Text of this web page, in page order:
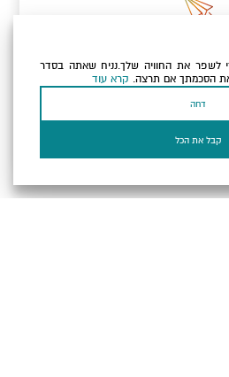
הלמדיניות הפרטיות ולמדיניות
לשפר את החוויה שלך.נניח שאתה בסדר
הסכמתך אם תרצה. קרא עוד
דחה
קבל את הכל